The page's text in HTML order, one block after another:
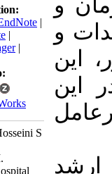
Download citation:
BibTeX | RIS EndNote
Medlars
ProCite|
Reference Manager
Send citation to:
Mendeley
Zotero
RefWorks
Ghasemian A, Hosseini S
Seyedjavadi# M.
Knowledge of hospital